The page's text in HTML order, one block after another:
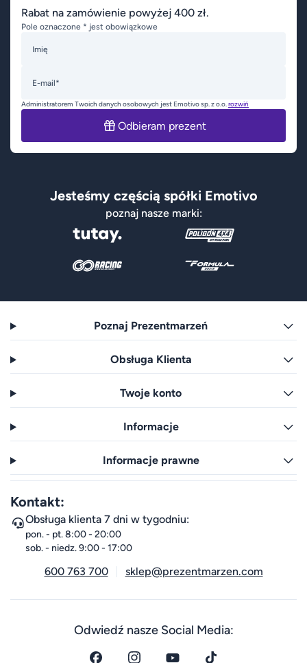
Rabat na zamówienie powyżej 400 zł.
Pole oznaczone * jest obowiązkowe
Imię
E-mail*
Administratorem Twoich danych osobowych jest Emotivo sp. z o.o.rozwiń
Odbieram prezent
Jesteśmy częścią spółki Emotivo
poznaj nasze marki:
Poznaj Prezentmarzeń
Obsługa Klienta
Twoje konto
Informacje
Informacje prawne
Kontakt:
Obsługa klienta 7 dni w tygodniu:
pon. - pt. 8:00 - 20:00
sob. - niedz. 9:00 - 17:00
600 763 700 sklep@prezentmarzen.com
Odwiedź nasze Social Media: